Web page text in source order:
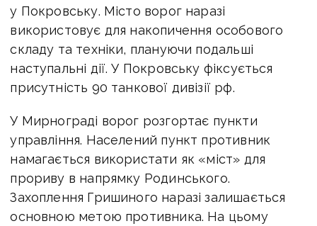
у Покровську. Місто ворог наразі
використовує для накопичення особового
складу та техніки, плануючи подальші
наступальні дії. У Покровську фіксується
присутність 90 танкової дивізії рф.
У Мирнограді ворог розгортає пункти
управління. Населений пункт противник
намагається використати як «міст» для
прориву в напрямку Родинського.
Захоплення Гришиного наразі залишається
основною метою противника. На цьому